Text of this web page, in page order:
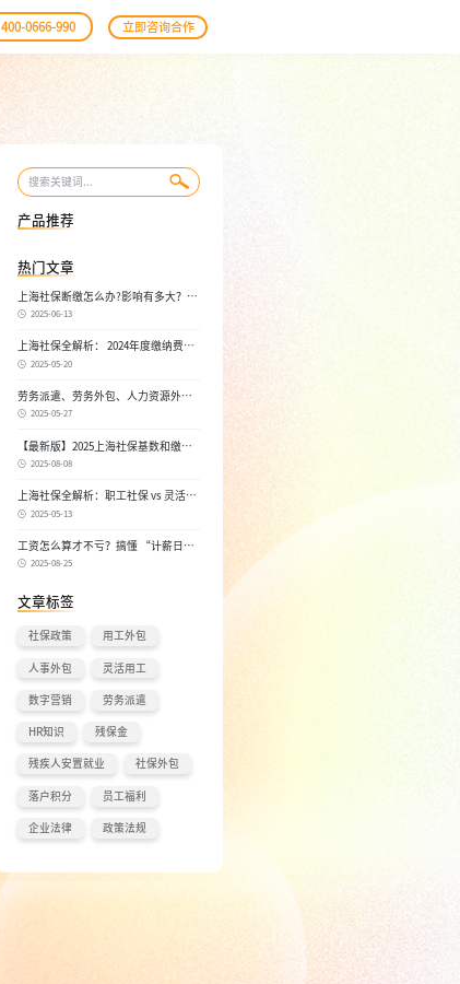
400-0666-990 立即咨询合作
产品推荐
热门文章
上海社保断缴怎么办?影响有多大？自
己如何续缴社保呢
2025-06-13
上海社保全解析： 2024年度缴纳费
用，不同人群，全面对比！
2025-05-20
劳务派遣、劳务外包、人力资源外
包：三者区别， 一文读懂
2025-05-27
【最新版】2025上海社保基数和缴费
比例，一文读懂是怎么算的
2025-08-08
上海社保全解析：职工社保 vs 灵活就
业社保，区别在哪？一次讲清楚！
2025-05-13
工资怎么算才不亏？搞懂 “计薪日”
和 “实际工作日”，少扣钱多拿钱！
2025-08-25
文章标签
社保政策 用工外包
人事外包 灵活用工
数字营销 劳务派遣
HR知识 残保金
残疾人安置就业 社保外包
落户积分 员工福利
企业法律 政策法规